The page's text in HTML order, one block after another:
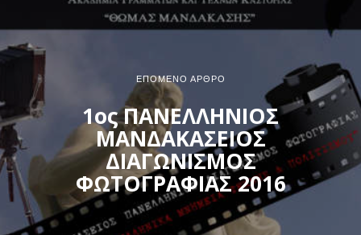
ΕΠΌΜΕΝΟ ΆΡΘΡΟ
1ος ΠΑΝΕΛΛΗΝΙΟΣ
ΜΑΝΔΑΚΑΣΕΙΟΣ
ΔΙΑΓΩΝΙΣΜΟΣ
ΦΩΤΟΓΡΑΦΙΑΣ 2016